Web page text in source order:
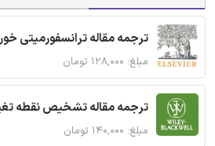
ترجمه مقاله ترانسفورمیتی
مبلغ: ۱۲۸,۰۰۰ تومان
ترجمه مقاله تشخیص نقطه
مبلغ: ۱۴۰,۰۰۰ تومان